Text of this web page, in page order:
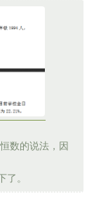
数的说法，因
。